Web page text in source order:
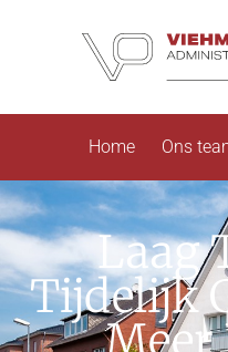
Home Ons
Laag
Tijdelijk